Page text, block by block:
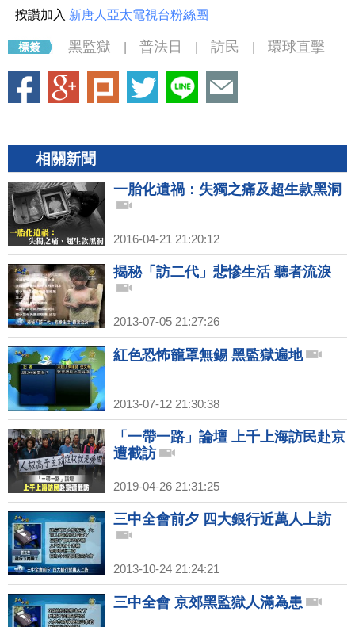
按讚加入 新唐人亞太電視台粉絲團
黑監獄 普法日 訪民 環球直擊
相關新聞
一胎化遺禍：失獨之痛及超生款黑洞
2016-04-21 21:20:12
揭秘「訪二代」悲慘生活 聽者流淚
2013-07-05 21:27:26
紅色恐怖籠罩無錫 黑監獄遍地
2013-07-12 21:30:38
「一帶一路」論壇 上千上海訪民赴京
遭截訪
2019-04-26 21:31:25
三中全會前夕 四大銀行近萬人上訪
2013-10-24 21:24:21
三中全會 京郊黑監獄人滿為患